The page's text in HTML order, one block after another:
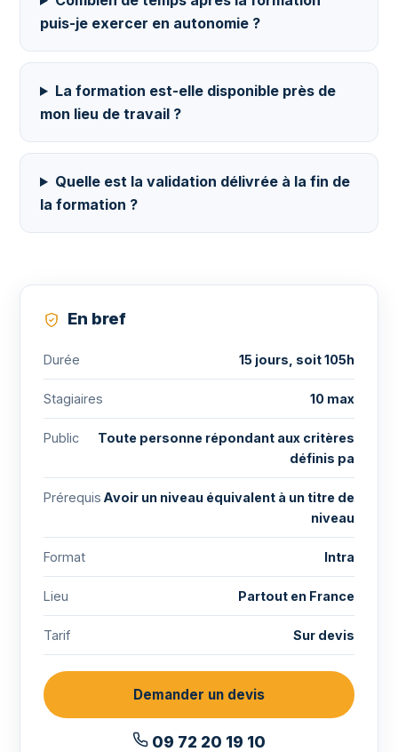
puis-je exercer en autonomie ?
La formation est-elle disponible près de
mon lieu de travail ?
Quelle est la validation délivrée à la fin de
la formation ?
En bref
Durée 15 jours, soit 105h
Stagiaires 10 max
Public
Toute personne répondant aux critères
définis pa
Prérequis Avoir un niveau équivalent à un titre de
niveau
Format Intra
Lieu Partout en France
Tarif Sur devis
Demander un devis
09 72 20 19 10